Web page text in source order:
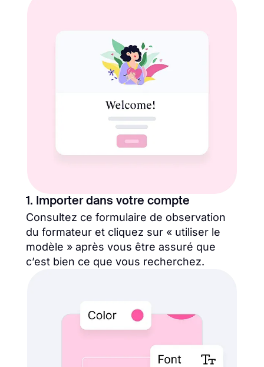
1. Importer dans votre compte
Consultez ce formulaire de observation
du formateur et cliquez sur « utiliser le
modèle » après vous être assuré que
c’est bien ce que vous recherchez.